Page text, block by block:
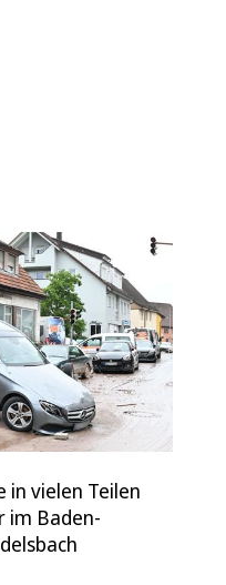
in vielen Teilen
im Baden-